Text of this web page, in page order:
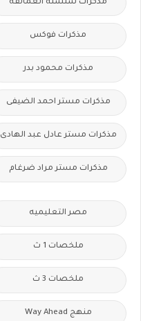
مذكرات سلسلة العمالقة
مذكرات فوكس
مذكرات محمود بدر
مذكرات مستر احمد الضيفى
مذكرات مستر عادل عبد الهادى
مذكرات مستر مراد ضرغام
مصر التعليميه
ملخصات 1 ث
ملخصات 3 ث
منهج Way Ahead